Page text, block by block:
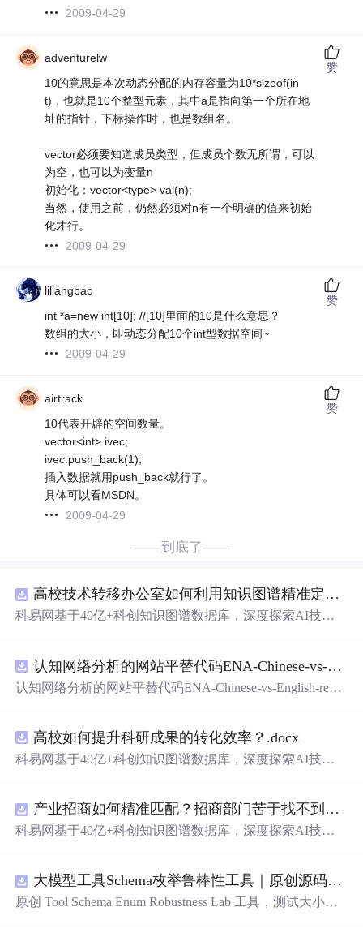
2009-04-29
adventurelw
10的意思是本次动态分配的内存容量为10*sizeof(in
t)，也就是10个整型元素，其中a是指向第一个所在地
址的指针，下标操作时，也是数组名。
vector必须要知道成员类型，但成员个数无所谓，可以
为空，也可以为变量n
初始化：vector<type> val(n);
当然，使用之前，仍然必须对n有一个明确的值来初始
化才行。
2009-04-29
赞
liliangbao
int *a=new int[10]; //[10]里面的10是什么意思？
数组的大小，即动态分配10个int型数据空间~
2009-04-29
赞
airtrack
10代表开辟的空间数量。
vector<int> ivec;
ivec.push_back(1);
插入数据就用push_back就行了。
具体可以看MSDN。
2009-04-29
赞
——到底了——
高校技术转移办公室如何利用知识图谱精准定位产业需求与技术适配点？.docx
科易网基于40亿+科创知识图谱数据库，深度探索AI技术
新领域的AI+数智化解决方案，推动科技创新与产业创新
智能化发展。
认知网络分析的网站平替代码ENA-Chinese-vs-English-reproducible.zip
认知网络分析的网站平替代码ENA-Chinese-vs-English-repro
高校如何提升科研成果的转化效率？.docx
科易网基于40亿+科创知识图谱数据库，深度探索AI技术
新领域的AI+数智化解决方案，推动科技创新与产业创新
智能化发展。
产业招商如何精准匹配？招商部门苦于找不到符合产业链补链强链方向的目标企业怎么办？.docx
科易网基于40亿+科创知识图谱数据库，深度探索AI技术
新领域的AI+数智化解决方案，推动科技创新与产业创新
智能化发展。
大模型工具Schema枚举鲁棒性工具｜原创源码+测试+离线报告
原创 Tool Schema Enum Robustness Lab 工具，测试大小